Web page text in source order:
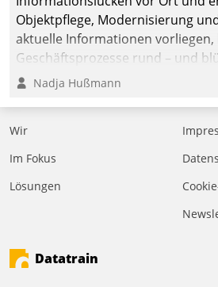
Objektpflege, Modernisierung
aktuelle Informationen vorliegen,
Geschäftsprozesse rund – und
Nadja Hußmann
Wir
Im Fokus
Lösungen
Datatrain